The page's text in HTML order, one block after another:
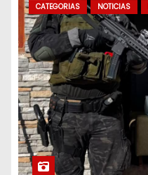
CATEGORIAS NOTICIAS